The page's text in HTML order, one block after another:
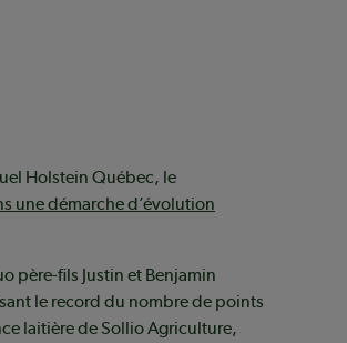
Holstein Québec, le
une démarche d’évolution
père-fils Justin et Benjamin
le record du nombre de points
laitière de Sollio Agriculture,